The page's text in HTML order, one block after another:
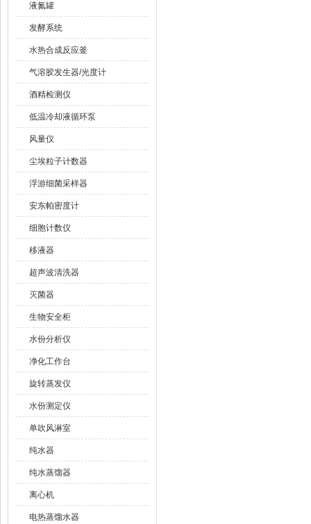
液氮罐
发酵系统
水热合成反应釜
气溶胶发生器/光度计
酒精检测仪
低温冷却液循环泵
风量仪
尘埃粒子计数器
浮游细菌采样器
安东帕密度计
细胞计数仪
移液器
超声波清洗器
灭菌器
生物安全柜
水份分析仪
净化工作台
旋转蒸发仪
水份测定仪
单吹风淋室
纯水器
纯水蒸馏器
离心机
电热蒸馏水器